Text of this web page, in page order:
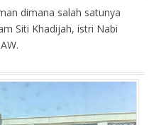
dimana salah satunya
Siti Khadijah, istri Nabi